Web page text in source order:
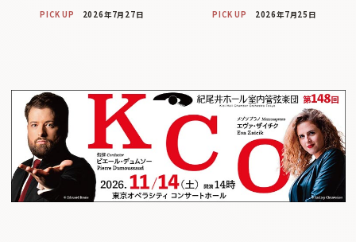
PICK UP 2026年7月27日 PICK UP 2026年7月25日